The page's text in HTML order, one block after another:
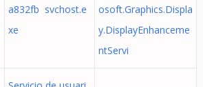
a832fb svchost.e
xe
osoft.Graphics.Displa
y.DisplayEnhanceme
ntServi